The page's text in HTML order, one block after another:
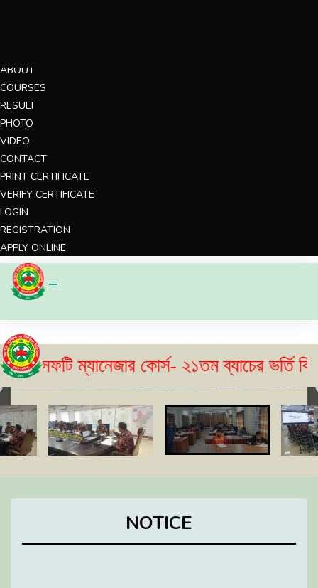
ABOUT
COURSES
RESULT
PHOTO
VIDEO
CONTACT
PRINT CERTIFICATE
VERIFY CERTIFICATE
LOGIN
REGISTRATION
APPLY ONLINE
ম্যানেজার কোর্স- ২১তম ব্যাচের ভর্তি বিজ্ঞপ্তি
NOTICE